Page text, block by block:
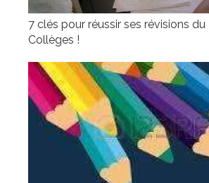
7 clés pour réussir ses révisions
Collèges !